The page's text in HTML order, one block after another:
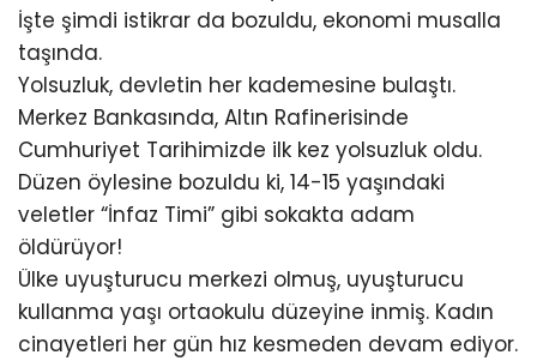
İşte şimdi istikrar da bozuldu, ekonomi musalla
taşında.
Yolsuzluk, devletin her kademesine bulaştı.
Merkez Bankasında, Altın Rafinerisinde
Cumhuriyet Tarihimizde ilk kez yolsuzluk oldu.
Düzen öylesine bozuldu ki, 14-15 yaşındaki
veletler “İnfaz Timi” gibi sokakta adam
öldürüyor!
Ülke uyuşturucu merkezi olmuş, uyuşturucu
kullanma yaşı ortaokulu düzeyine inmiş. Kadın
cinayetleri her gün hız kesmeden devam ediyor.